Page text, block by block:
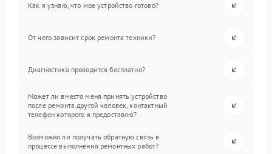
Как я узнаю, что мое устройство готово?
От чего зависит срок ремонта техники?
Диагностика проводится бесплатно?
Может ли вместо меня принять устройство
после ремонта другой человек, контактный
телефон которого я предоставлю?
Возможно ли получать обратную связь в
процессе выполнения ремонтных работ?